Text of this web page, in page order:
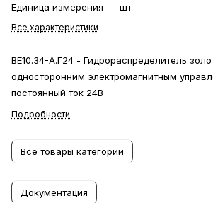
Единица измерения — шт
Все характеристики
ВЕ10.34-А.Г24 - Гидрораспределитель
односторонним электромагнитным
постоянный ток 24В
Подробности
Все товары категории
Документация